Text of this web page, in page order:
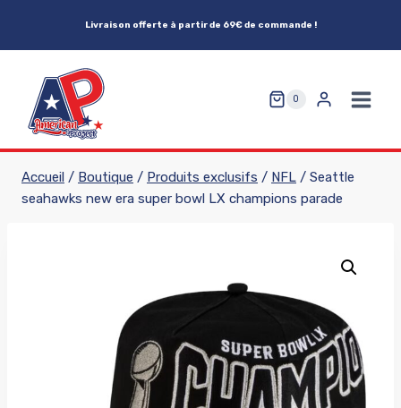
Livraison offerte à partir de 69€ de commande !
0
Accueil / Boutique / Produits exclusifs / NFL / Seattle
seahawks new era super bowl LX champions parade